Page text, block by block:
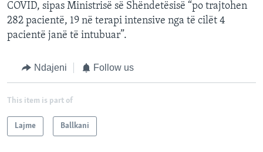
COVID, sipas Ministrisë së Shëndetësisë “po trajtohen
282 pacientë, 19 në terapi intensive nga të cilët 4
pacientë janë të intubuar”.
Ndajeni Follow us
This item is part of
Lajme Ballkani